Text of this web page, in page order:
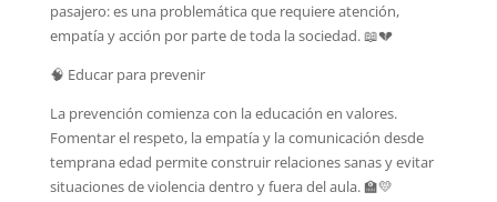
pasajero: es una problemática que requiere atención,
empatía y acción por parte de toda la sociedad. 📖💔
🧠 Educar para prevenir
La prevención comienza con la educación en valores.
Fomentar el respeto, la empatía y la comunicación desde
temprana edad permite construir relaciones sanas y evitar
situaciones de violencia dentro y fuera del aula. 🏫💛